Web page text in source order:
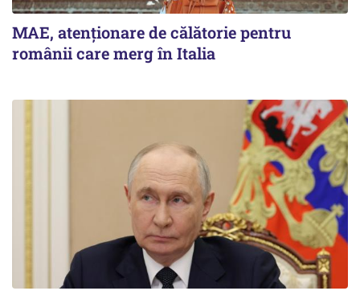
MAE, atenționare de călătorie pentru
românii care merg în Italia